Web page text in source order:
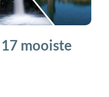
mooiste